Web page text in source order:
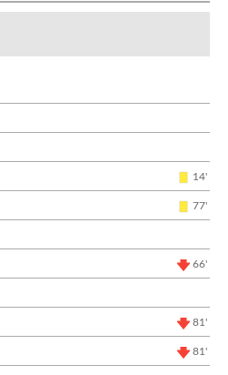
14'
77'
66'
81'
81'